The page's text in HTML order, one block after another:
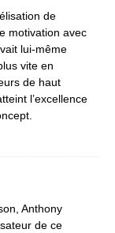
de
motivation avec
lui-même
vite en
de haut
l’excellence
Anthony
de ce